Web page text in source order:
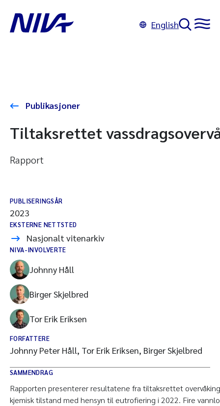
English
Publikasjoner
Tiltaksrettet
Rapport
PUBLISERINGSÅR
2023
EKSTERNE NETTSTED
Nasjonalt vitenarkiv
NIVA-INVOLVERTE
Johnny Håll
Birger Skjelbred
Tor Erik Eriksen
FORFATTERE
Johnny Peter Håll, Tor Erik Eriksen, Birger Skjelbred
SAMMENDRAG
Rapporten presenterer resultatene fra tiltaksrettet
kjemisk tilstand med hensyn til eutrofiering i 2022. Fire